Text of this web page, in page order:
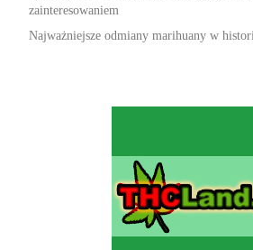
zainteresowaniem
Najważniejsze odmiany marihuany w